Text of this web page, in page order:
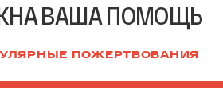
ВАША ПОМОЩЬ
ПОЖЕРТВОВАНИЯ